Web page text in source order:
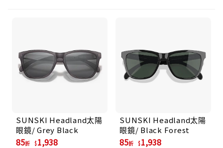
SUNSKI Headland太陽
眼鏡/ Grey Black
85折 1,938
SUNSKI Headland太陽
眼鏡/ Black Forest
85折 1,938